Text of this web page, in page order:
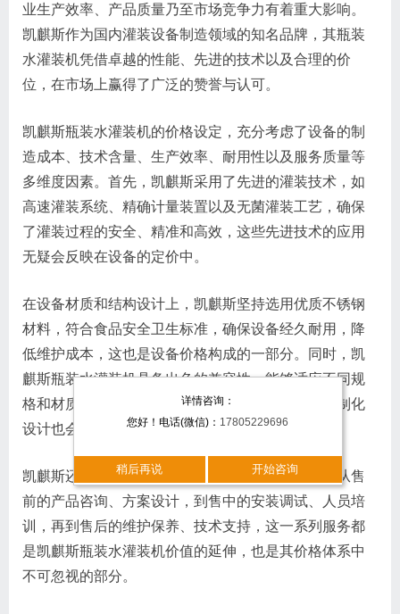
业生产效率、产品质量乃至市场竞争力有着重大影响。
凯麒斯作为国内灌装设备制造领域的知名品牌，其瓶装
水灌装机凭借卓越的性能、先进的技术以及合理的价
位，在市场上赢得了广泛的赞誉与认可。
凯麒斯瓶装水灌装机的价格设定，充分考虑了设备的制
造成本、技术含量、生产效率、耐用性以及服务质量等
多维度因素。首先，凯麒斯采用了先进的灌装技术，如
高速灌装系统、精确计量装置以及无菌灌装工艺，确保
了灌装过程的安全、精准和高效，这些先进技术的应用
无疑会反映在设备的定价中。
在设备材质和结构设计上，凯麒斯坚持选用优质不锈钢
材料，符合食品安全卫生标准，确保设备经久耐用，降
低维护成本，这也是设备价格构成的一部分。同时，凯
麒斯瓶装水灌装机具备出色的兼容性，能够适应不同规
格和材质的瓶型，满足多样化生产需求，这部分定制化
设计也会相应影响设备的市场价格。
凯麒斯还十分注重为客户提供全方位的服务体验。从售
前的产品咨询、方案设计，到售中的安装调试、人员培
训，再到售后的维护保养、技术支持，这一系列服务都
是凯麒斯瓶装水灌装机价值的延伸，也是其价格体系中
不可忽视的部分。
详情咨询：
您好！电话(微信)： 17805229696
稍后再说 开始咨询